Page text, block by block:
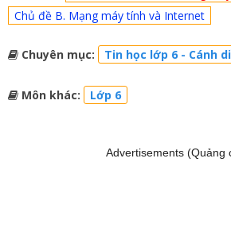
Chủ đề B. Mạng máy tính và Internet
Chuyên mục: Tin học lớp 6 - Cánh
Môn khác: Lớp 6
Advertisements (Quảng